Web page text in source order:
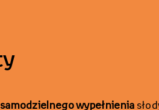
wypełnienia